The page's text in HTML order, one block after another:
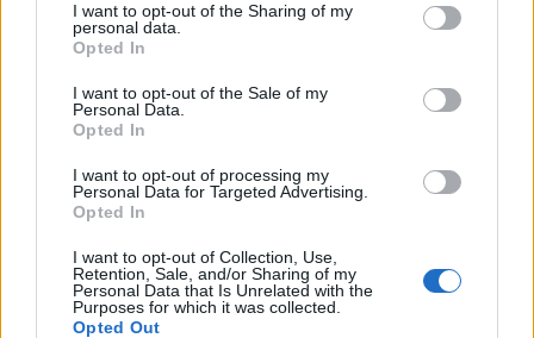
I want to opt-out of the Sharing of my
personal data.
Opted In
I want to opt-out of the Sale of my
Personal Data.
Opted In
I want to opt-out of processing my
Personal Data for Targeted Advertising.
Opted In
I want to opt-out of Collection, Use,
Retention, Sale, and/or Sharing of my
Personal Data that Is Unrelated with the
Purposes for which it was collected.
Opted Out
Háromszék